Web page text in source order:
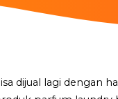
dijual lagi dengan